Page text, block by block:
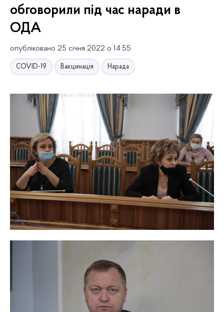
обговорили під час наради в
ОДА
опубліковано 25 січня 2022 о 14:55
COVID-19 Вакцинація Нарада